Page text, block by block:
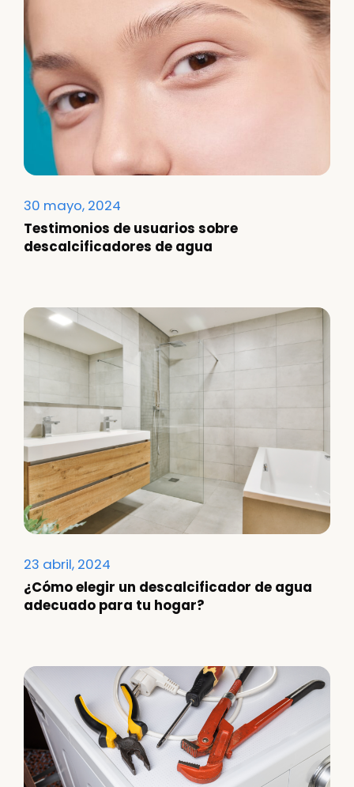
30 mayo, 2024
Testimonios de usuarios sobre
descalcificadores de agua
23 abril, 2024
¿Cómo elegir un descalcificador de agua
adecuado para tu hogar?